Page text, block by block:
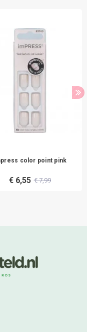
color point pink
€ 6,55 € 7,99